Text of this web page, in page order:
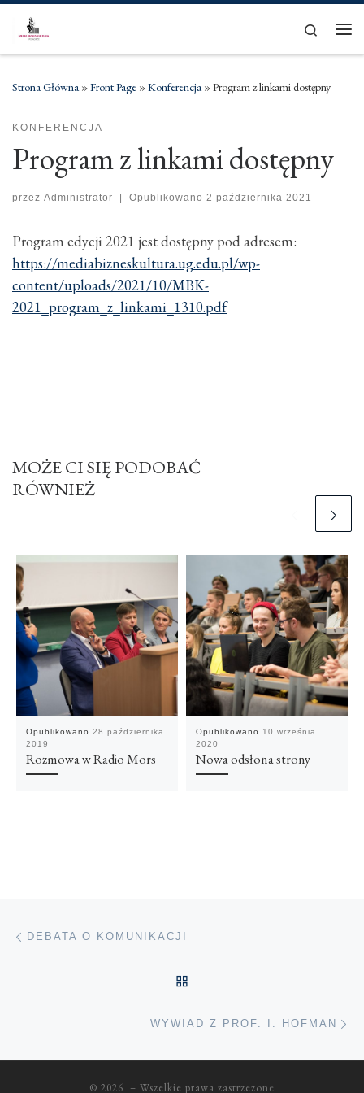
Skip to content
Search
Strona Główna »Front Page »Konferencja »Program z linkami dostępny
KONFERENCJA
Program z linkami dostępny
przez Administrator | Opublikowano 2 października 2021
Program edycji 2021 jest dostępny pod adresem:
https://mediabizneskultura.ug.edu.pl/wp-
content/uploads/2021/10/MBK-
2021_program_z_linkami_1310.pdf
MOŻE CI SIĘ PODOBAĆ
RÓWNIEŻ
Opublikowano 28 października
2019
Rozmowa w Radio Mors
Opublikowano
10 września
2020
Nowa odsłona strony
Przeglądanie Wpisów
DEBATA O KOMUNIKACJI
WYWIAD Z PROF. I. HOFMAN
© 2026 – Wszelkie prawa zastrzezone